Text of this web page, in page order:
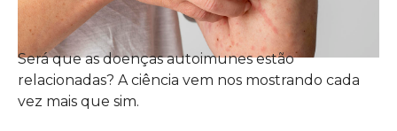
Será que as doenças autoimunes estão
relacionadas? A ciência vem nos mostrando cada
vez mais que sim.